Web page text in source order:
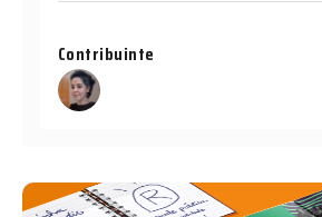
Contribuinte